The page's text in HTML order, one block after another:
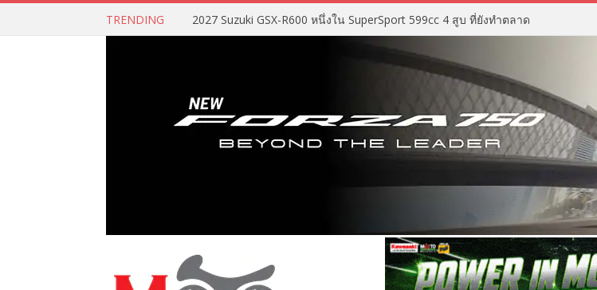
TRENDING 2027 Suzuki GSX-R600 หนึ่งใน SuperSport 599cc 4 สูบ ที่ยังทำตลาด